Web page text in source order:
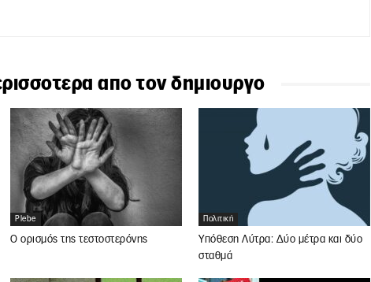
απο τον δημιουργο
Plebe
Ο ορισμός της τεστοστερόνης
Πολιτική
Υπόθεση Λύτρα: Δύο μέτρα και δύο
σταθμά